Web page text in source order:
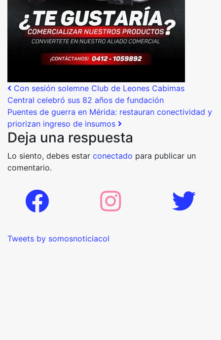
Post navigation
Con sesión solemne Club de Leones Cabimas
Central celebró sus 82 años de fundación
Puentes de guerra en Mérida: restauran conectividad y
priorizan ingreso de insumos
Deja una respuesta
Lo siento, debes estar conectado para publicar un
comentario.
Tweets by somosnoticiacol